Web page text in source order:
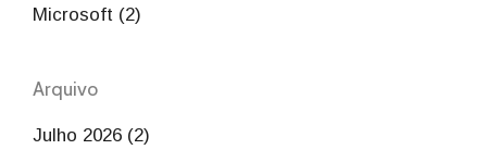
Microsoft (2)
Arquivo
Julho 2026 (2)